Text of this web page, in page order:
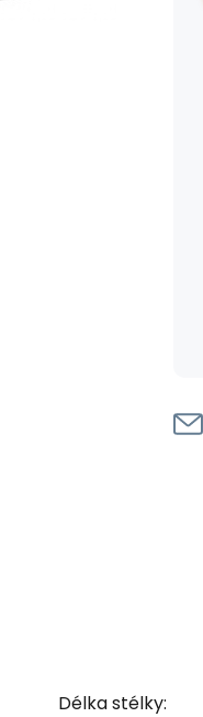
Délka stélky: